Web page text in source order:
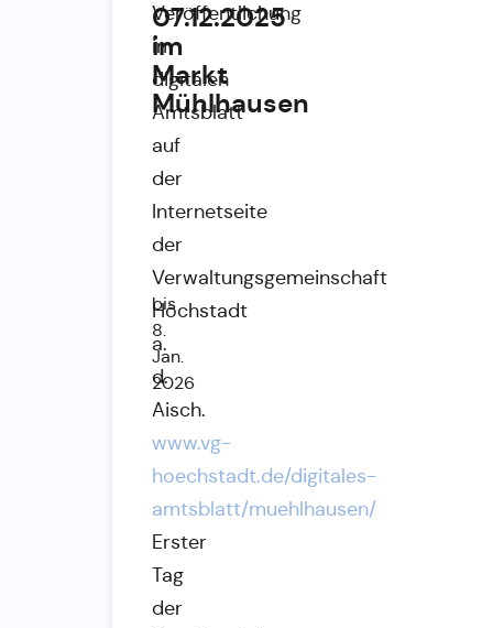
bis
8.
Jan.
2026
07.12.2025
im
Markt
Mühlhausen
Veröffentlichung
im
digitalen
Amtsblatt
auf
der
Internetseite
der
Verwaltungsgemeinschaft
Höchstadt
a.
d.
Aisch.
www.vg-
hoechstadt.de/digitales-
amtsblatt/muehlhausen/
Erster
Tag
der